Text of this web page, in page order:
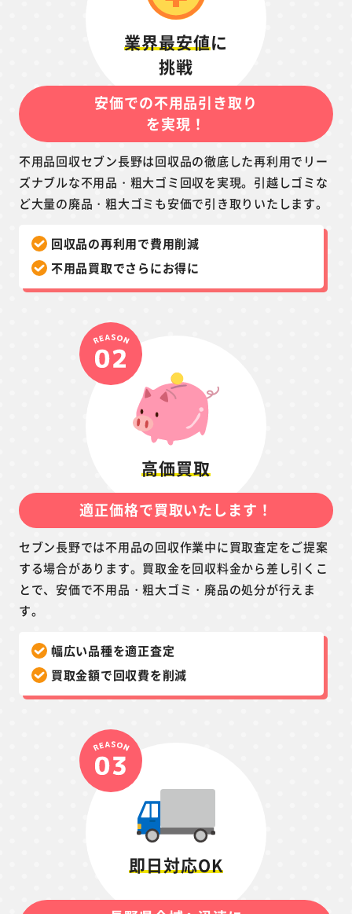
業界最安値に
挑戦
安価での不用品引き取り
を実現！
不用品回収セブン長野は回収品の徹底した再利用でリー
ズナブルな不用品・粗大ゴミ回収を実現。引越しゴミな
ど大量の廃品・粗大ゴミも安価で引き取りいたします。
回収品の再利用で費用削減
不用品買取でさらにお得に
高価買取
適正価格で買取いたします！
セブン長野では不用品の回収作業中に買取査定をご提案
する場合があります。買取金を回収料金から差し引くこ
とで、安価で不用品・粗大ゴミ・廃品の処分が行えま
す。
幅広い品種を適正査定
買取金額で回収費を削減
即日対応OK